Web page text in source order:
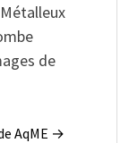
de
AqME →